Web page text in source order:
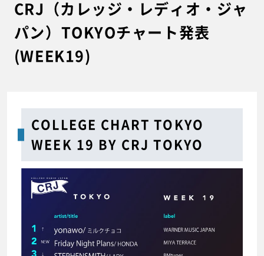
CRJ（カレッジ・レディオ・ジャ
パン）TOKYOチャート発表
(WEEK19)
COLLEGE CHART TOKYO
WEEK 19 BY CRJ TOKYO